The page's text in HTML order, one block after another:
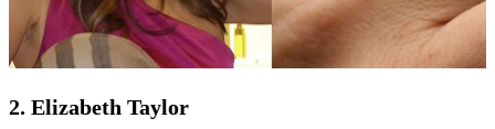
2. Elizabeth Taylor